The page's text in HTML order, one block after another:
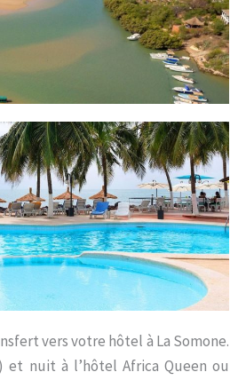
vers votre hôtel à La Somone.
et nuit à l’hôtel Africa Queen ou